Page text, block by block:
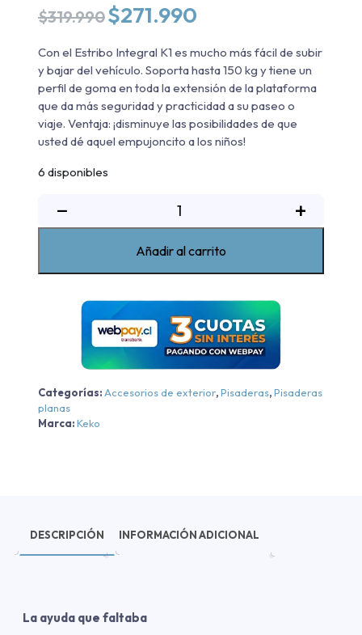
$319.990 El
precio
original
era:
$319.990.
$271.990
actual
es:
$271.990.
Con el Estribo Integral K1 es mucho más fácil de subir
y bajar del vehículo. Soporta hasta 150 kg y tiene un
perfil de goma en toda la extensión de la plataforma
que da más seguridad y practicidad a su paseo o
viaje. Ventaja: ¡disminuye las posibilidades de que
usted dé aquel empujoncito a los niños!
6 disponibles
−
Amarok
2010-
2022
cantidad
+
Añadir al carrito
Categorías:Accesorios de exterior,Pisaderas,Pisaderas
planas
Marca:Keko
DESCRIPCIÓN INFORMACIÓN ADICIONAL
La ayuda que faltaba